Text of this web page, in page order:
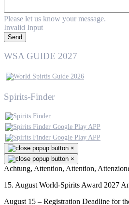
Please let us know your message.
Invalid Input
Send
WSA GUIDE 2027
Spirits-Finder
×
×
Achtung, Attention, Attention,
15. August World-Spirits Award 2027
August 15 – Registration Deadline for